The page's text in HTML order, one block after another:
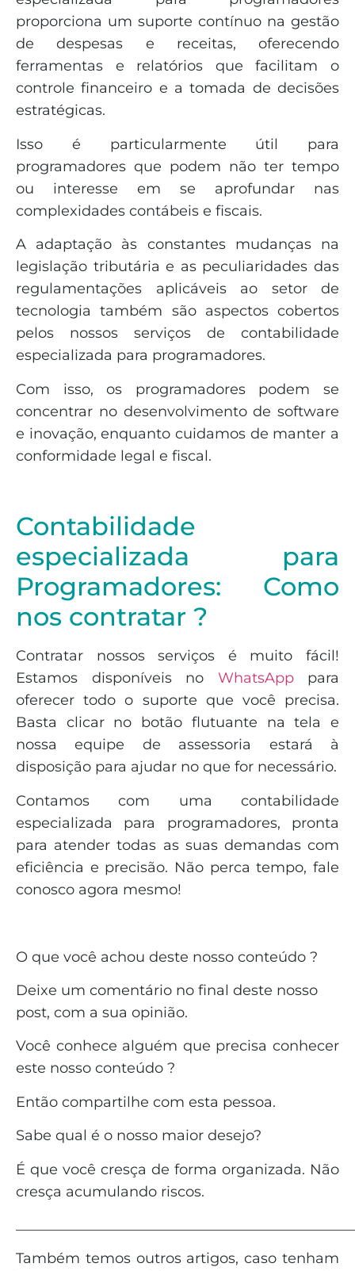
proporciona um suporte contínuo na gestão
de despesas e receitas, oferecendo
ferramentas e relatórios que facilitam o
controle financeiro e a tomada de decisões
estratégicas.
Isso é particularmente útil para
programadores que podem não ter tempo
ou interesse em se aprofundar nas
complexidades contábeis e fiscais.
A adaptação às constantes mudanças na
legislação tributária e as peculiaridades das
regulamentações aplicáveis ao setor de
tecnologia também são aspectos cobertos
pelos nossos serviços de contabilidade
especializada para programadores.
Com isso, os programadores podem se
concentrar no desenvolvimento de software
e inovação, enquanto cuidamos de manter a
conformidade legal e fiscal.
Contabilidade
especializada para
Programadores: Como
nos contratar ?
Contratar nossos serviços é muito fácil!
Estamos disponíveis no WhatsApppara
oferecer todo o suporte que você precisa.
Basta clicar no botão flutuante na tela e
nossa equipe de assessoria estará à
disposição para ajudar no que for necessário.
Contamos com uma contabilidade
especializada para programadores, pronta
para atender todas as suas demandas com
eficiência e precisão. Não perca tempo, fale
conosco agora mesmo!
O que você achou deste nosso conteúdo ?
Deixe um comentário no final deste nosso
post, com a sua opinião.
Você conhece alguém que precisa conhecer
este nosso conteúdo ?
Então compartilhe com esta pessoa.
Sabe qual é o nosso maior desejo?
É que você cresça de forma organizada. Não
cresça acumulando riscos.
Também temos outros artigos, caso tenham